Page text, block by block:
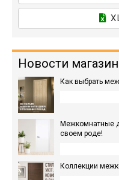
Новости
Как выбрать
Межкомнатные
своем роде!
Коллекции